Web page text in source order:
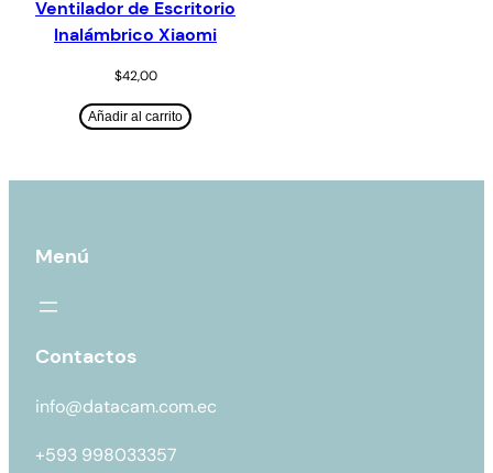
Ventilador de Escritorio
Inalámbrico Xiaomi
$42,00
Añadir al carrito
Menú
Contactos
info@datacam.com.ec
+593 998033357